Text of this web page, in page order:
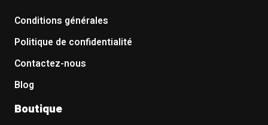
Conditions générales
Politique de confidentialité
Contactez-nous
Blog
Boutique